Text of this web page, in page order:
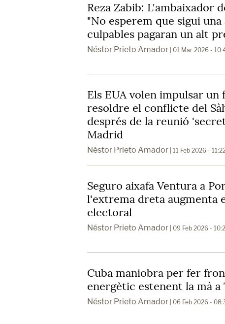
Reza Zabib: L'ambaixador
"No esperem que sigui
culpables pagaran un alt
Néstor Prieto Amador | 01 Mar 2026 -
Els EUA volen impulsar
resoldre el conflicte del
després de la reunió
Madrid
Néstor Prieto Amador | 11 Feb 2026 -
Seguro aixafa Ventura a
l'extrema dreta augmenta
electoral
Néstor Prieto Amador | 09 Feb 2026 -
Cuba maniobra per fer
energètic estenent la mà
Néstor Prieto Amador | 06 Feb 2026 -